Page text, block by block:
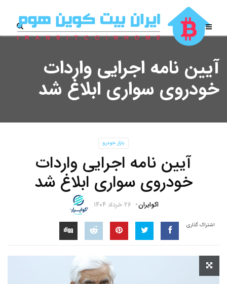
آیین نامه اجرایی واردات
خودروی سواری ابلاغ شد
بازار خودرو
آیین نامه اجرایی واردات
خودروی سواری ابلاغ شد
اکوایران ۲۶ خرداد ۱۴۰۴
اشتراک گذاری